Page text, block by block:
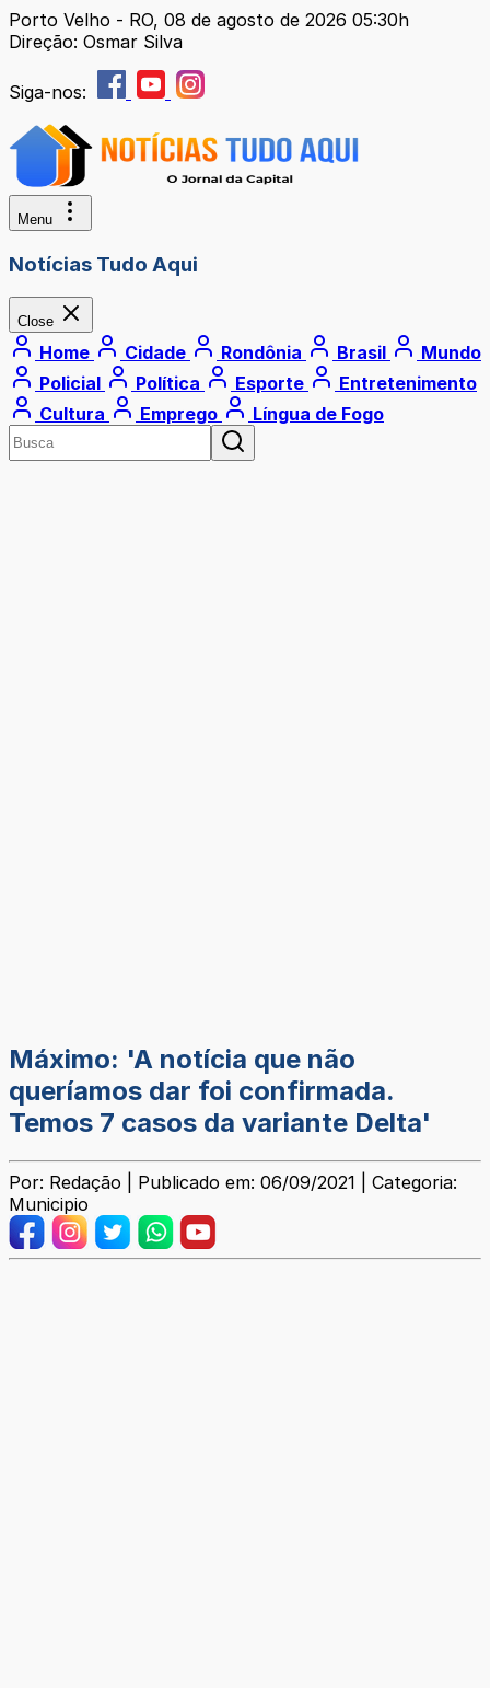
Porto Velho - RO, 08 de agosto de 2026 05:30h
Direção: Osmar Silva
Siga-nos:
Menu
Notícias Tudo Aqui
Close
Home Cidade Rondônia Brasil
Mundo
Policial
Política Esporte
Entretenimento
Cultura
Emprego Língua de Fogo
Máximo: 'A notícia que não
queríamos dar foi confirmada.
Temos 7 casos da variante Delta'
Por: Redação | Publicado em: 06/09/2021 | Categoria:
Municipio